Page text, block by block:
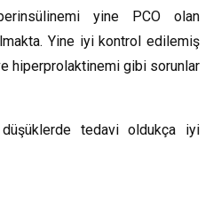
yine PCO olan
Yine iyi kontrol edilemiş
hiperprolaktinemi gibi sorunlar
tedavi oldukça iyi